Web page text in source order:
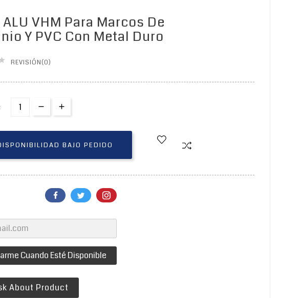
VHM Para Marcos De
Y PVC Con Metal Duro
REVISIÓN(0)
BAJO PEDIDO
Cuando Esté Disponible
About Product